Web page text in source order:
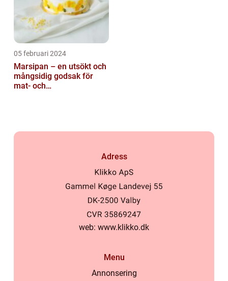
05 februari 2024
Marsipan – en utsökt och
mångsidig godsak för
mat- och
Adress
web: www.klikko.dk
Menu
Annonsering